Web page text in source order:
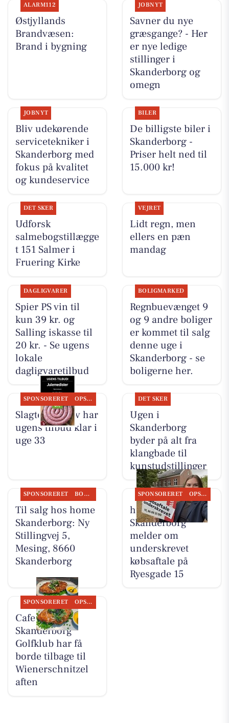
ALARM112
Østjyllands
Brandvæsen:
Brand i bygning
JOBNYT
Savner du nye
græsgange? - Her
er nye ledige
stillinger i
Skanderborg og
omegn
JOBNYT
Bliv udekørende
servicetekniker i
Skanderborg med
fokus på kvalitet
og kundeservice
BILER
De billigste biler i
Skanderborg -
Priser helt ned til
15.000 kr!
DET SKER
Udforsk
salmebogstillægge
t 151 Salmer i
Fruering Kirke
VEJRET
Lidt regn, men
ellers en pæn
mandag
DAGLIGVARER
Spier PS vin til
kun 39 kr. og
Salling iskasse til
20 kr. - Se ugens
lokale
dagligvaretilbud
BOLIGMARKED
Regnbuevænget 9
og 9 andre boliger
er kommet til salg
denne uge i
Skanderborg - se
boligerne her.
SPONSORERET OPSLAGSTAVLEN
Slagter Byskov har
ugens tilbud klar i
uge 33
DET SKER
Ugen i
Skanderborg
byder på alt fra
klangbade til
kunstudstillinger
SPONSORERET BOLIGMARKED
Til salg hos home
Skanderborg: Ny
Stillingvej 5,
Mesing, 8660
Skanderborg
SPONSORERET OPSLAGSTAVLEN
home
Skanderborg
melder om
underskrevet
købsaftale på
Ryesgade 15
SPONSORERET OPSLAGSTAVLEN
Cafe No. 19
Skanderborg
Golfklub har få
borde tilbage til
Wienerschnitzel
aften